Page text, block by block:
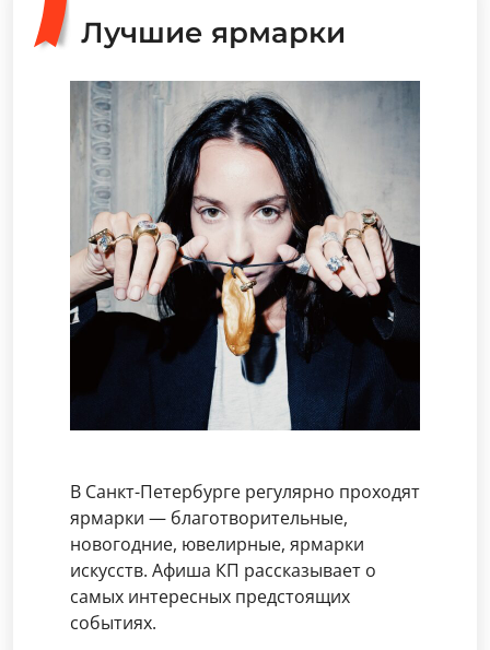
Лучшие ярмарки
В Санкт-Петербурге регулярно проходят
ярмарки — благотворительные,
новогодние, ювелирные, ярмарки
искусств. Афиша КП рассказывает о
самых интересных предстоящих
событиях.